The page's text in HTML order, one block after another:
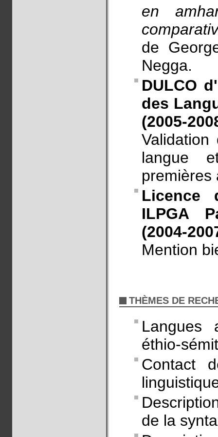
en
de
Negga.
DULCO
des
(2005-
langue
premières
Licence
ILPGA
(2004-
Mention
THÈMES DE
Langues
éthio-
Contact
de la